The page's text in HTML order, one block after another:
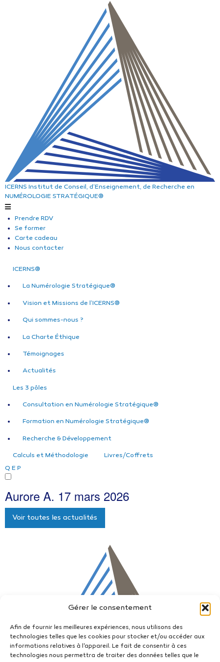
Gérer le consentement
Afin de fournir les meilleures expériences, nous utilisons des
technologies telles que les cookies pour stocker et/ou accéder aux
informations relatives à l'appareil. Le fait de consentir à ces
technologies nous permettra de traiter des données telles que le
ICERNS Institut de Conseil, d’Enseignement, de Recherche en
NUMÉROLOGIE STRATÉGIQUE®
Prendre RDV
Se former
Carte cadeau
Nous contacter
ICERNS®
La Numérologie Stratégique®
Vision et Missions de l’ICERNS®
Qui sommes-nous ?
La Charte Éthique
Témoignages
Actualités
Les 3 pôles
Consultation en Numérologie Stratégique®
Formation en Numérologie Stratégique®
Recherche & Développement
Calculs et Méthodologie
Livres/Coffrets
Q E P
Aurore A. 17 mars 2026
Voir toutes les actualités